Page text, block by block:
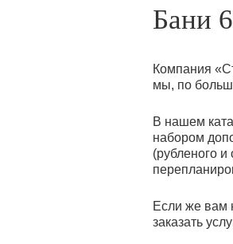
Бани
Компания
мы, по
В нашем
набором
(рубленого
Если же вам
заказать